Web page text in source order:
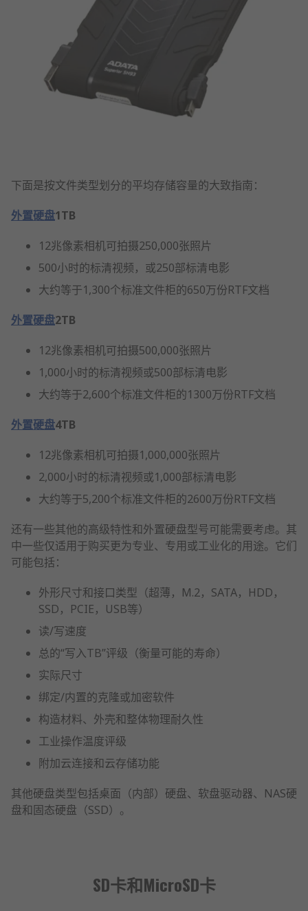
下面是按文件类型划分的平均存储容量的大致指南：
外置硬盘1TB
12兆像素相机可拍摄250,000张照片
500小时的标清视频，或250部标清电影
大约等于1,300个标准文件柜的650万份RTF文档
外置硬盘2TB
12兆像素相机可拍摄500,000张照片
1,000小时的标清视频或500部标清电影
大约等于2,600个标准文件柜的1300万份RTF文档
外置硬盘4TB
12兆像素相机可拍摄1,000,000张照片
2,000小时的标清视频或1,000部标清电影
大约等于5,200个标准文件柜的2600万份RTF文档
还有一些其他的高级特性和外置硬盘型号可能需要考虑。其
中一些仅适用于购买更为专业、专用或工业化的用途。它们
可能包括：
外形尺寸和接口类型（超薄，M.2，SATA，HDD，
SSD，PCIE，USB等）
读/写速度
总的“写入TB”评级（衡量可能的寿命）
实际尺寸
绑定/内置的克隆或加密软件
构造材料、外壳和整体物理耐久性
工业操作温度评级
附加云连接和云存储功能
其他硬盘类型包括桌面（内部）硬盘、软盘驱动器、NAS硬
盘和固态硬盘（SSD）。
SD卡和MicroSD卡